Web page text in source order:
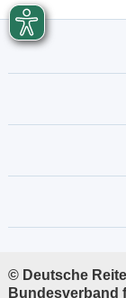
© Deutsche
Bundesverband